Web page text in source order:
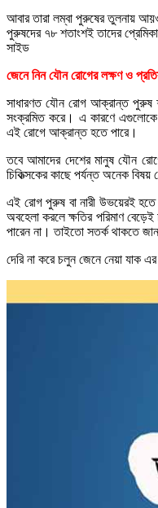
আবার তারা লম্বা পুরুষের তুলনায়
পুরুষদের ৭৮ শতাংশই তাদের
সাইড
জেনে নিন যৌন রোগের লক্ষণ ও
সাধারণত যৌন রোগ আক্রান্ত পুরুষ
সংক্রমিত করে। এ কারণে
এই রোগে আক্রান্ত হতে পারে।
তবে আমাদের দেশের মানুষ যৌন
চিকিত্সকের কাছে পর্যন্ত অনেক
এই রোগ পুরুষ বা নারী উভয়েরই হতে
অবহেলা করলে ক্ষতির পরিমাণ
পারেন না। তাইতো সতর্ক থাকতে
দেরি না করে চলুন জেনে নেয়া যাক